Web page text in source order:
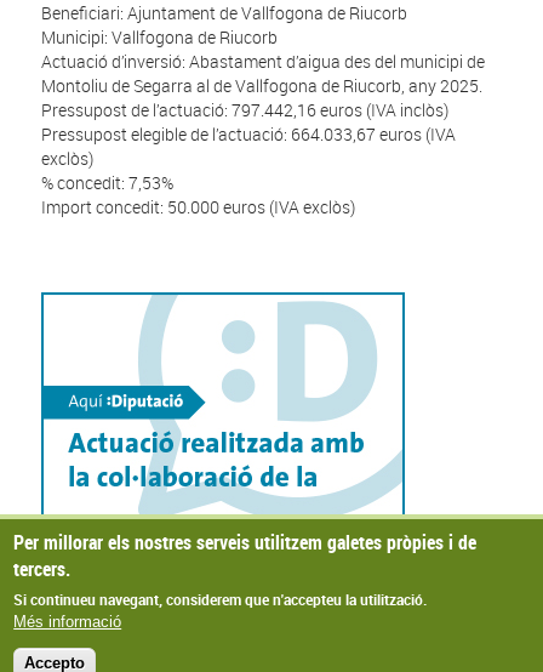
Beneficiari: Ajuntament de Vallfogona de Riucorb
Municipi: Vallfogona de Riucorb
Actuació d’inversió: Abastament d’aigua des del municipi de
Montoliu de Segarra al de Vallfogona de Riucorb, any 2025.
Pressupost de l’actuació: 797.442,16 euros (IVA inclòs)
Pressupost elegible de l’actuació: 664.033,67 euros (IVA
exclòs)
% concedit: 7,53%
Import concedit: 50.000 euros (IVA exclòs)
Per millorar els nostres serveis utilitzem galetes pròpies i de
tercers.
Si continueu navegant, considerem que n'accepteu la utilització.
Més informació
Accepto